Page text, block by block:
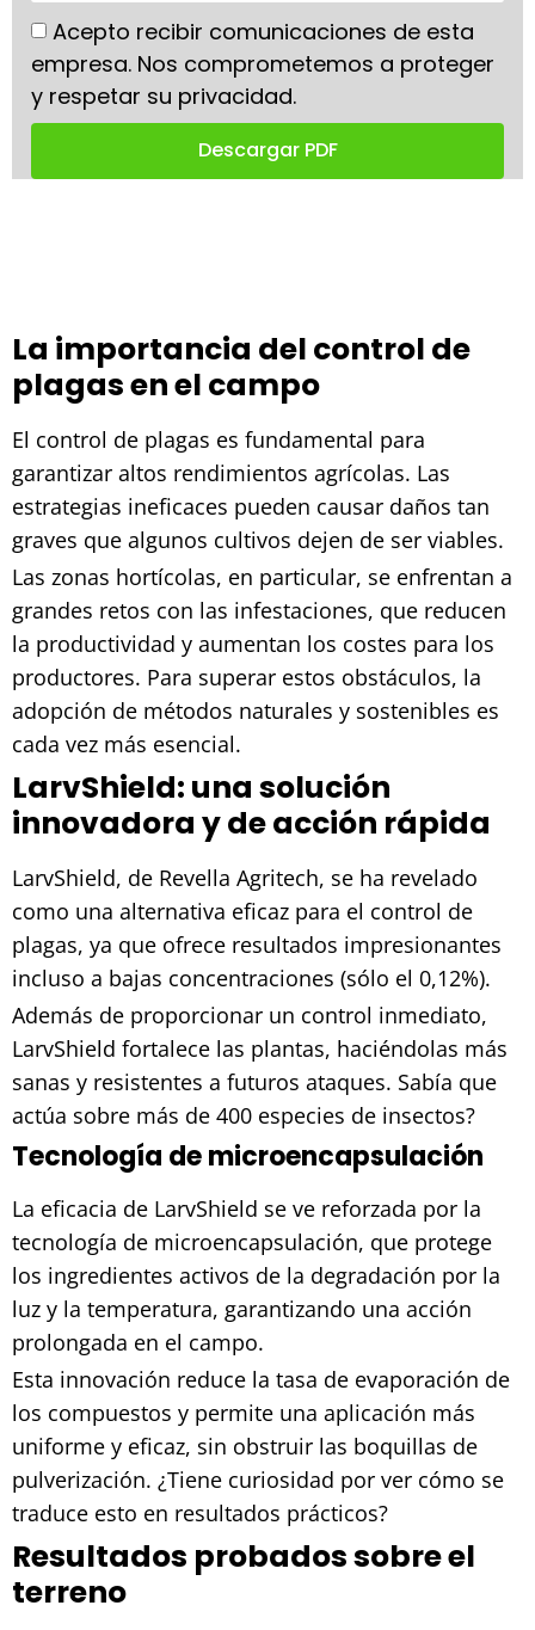
Acepto recibir comunicaciones de esta
empresa. Nos comprometemos a proteger
y respetar su privacidad.
Descargar PDF
La importancia del control de
plagas en el campo
El control de plagas es fundamental para
garantizar altos rendimientos agrícolas. Las
estrategias ineficaces pueden causar daños tan
graves que algunos cultivos dejen de ser viables.
Las zonas hortícolas, en particular, se enfrentan a
grandes retos con las infestaciones, que reducen
la productividad y aumentan los costes para los
productores. Para superar estos obstáculos, la
adopción de métodos naturales y sostenibles es
cada vez más esencial.
LarvShield: una solución
innovadora y de acción rápida
LarvShield, de Revella Agritech, se ha revelado
como una alternativa eficaz para el control de
plagas, ya que ofrece resultados impresionantes
incluso a bajas concentraciones (sólo el 0,12%).
Además de proporcionar un control inmediato,
LarvShield fortalece las plantas, haciéndolas más
sanas y resistentes a futuros ataques. Sabía que
actúa sobre más de 400 especies de insectos?
Tecnología de microencapsulación
La eficacia de LarvShield se ve reforzada por la
tecnología de microencapsulación, que protege
los ingredientes activos de la degradación por la
luz y la temperatura, garantizando una acción
prolongada en el campo.
Esta innovación reduce la tasa de evaporación de
los compuestos y permite una aplicación más
uniforme y eficaz, sin obstruir las boquillas de
pulverización. ¿Tiene curiosidad por ver cómo se
traduce esto en resultados prácticos?
Resultados probados sobre el
terreno